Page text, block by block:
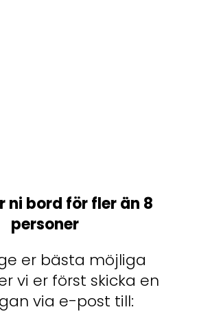
ni bord för fler än 8
personer
er bästa möjliga
vi er först skicka en
via e-post till: